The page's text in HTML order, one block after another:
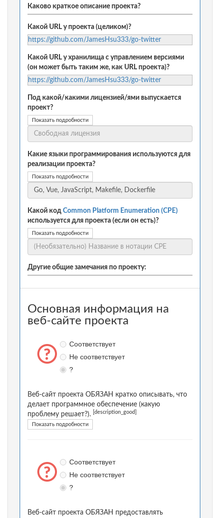
Каково краткое описание проекта?
Какой URL у проекта (целиком)?
https://github.com/JamesHsu333/go-twitter
Какой URL у хранилища с управлением версиями
(он может быть таким же, как URL проекта)?
https://github.com/JamesHsu333/go-twitter
Под какой/какими лицензией/ями выпускается
проект?
Показать подробности
Какие языки программирования используются для
реализации проекта?
Показать подробности
Какой код Common Platform Enumeration (CPE)
используется для проекта (если он есть)?
Показать подробности
Другие общие замечания по проекту:
Основная информация на
веб-сайте проекта
Соответствует
Не соответствует
?
Веб-сайт проекта ОБЯЗАН кратко описывать, что
делает программное обеспечение (какую
проблему решает?).
[description_good]
Показать подробности
Соответствует
Не соответствует
?
Веб-сайт проекта ОБЯЗАН предоставлять